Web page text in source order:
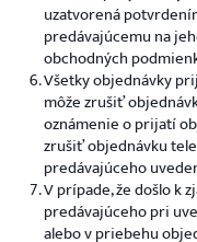
uzatvorená
predávajúcemu na
obchodných
Všetky objednávky
môže zrušiť
oznámenie o prijatí
zrušiť objednávku
predávajúceho
V prípade, že došlo k
predávajúceho pri
alebo v priebehu